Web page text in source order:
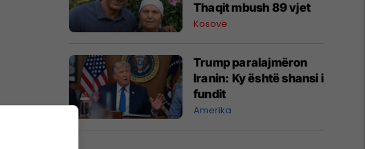
Thaqit mbush 89 vjet
Kosovë
Trump paralajmëron
Iranin: Ky është shansi i
fundit
Amerika